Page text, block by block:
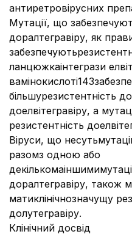
антиретровірусних
Мутації, що
доралтегравіру, як
ланцюжкаінтегрази
більшурезистентність
доелвітегравіру, а
резистентність
Віруси, що
разомз одною або
доралтегравіру, також
матиклінічнозначущу
долутегравіру.
Клінічний досвід